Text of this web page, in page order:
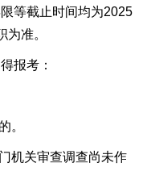
等截止时间均为2025
准。
报考：
。
关审查调查尚未作